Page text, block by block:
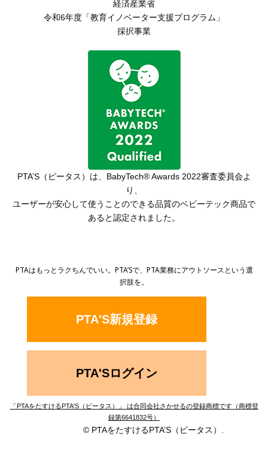
経済産業省
令和6年度「教育イノベーター支援プログラム」
採択事業
PTA’S（ピータス）は、 BabyTech® Awards 2022審査委員会よ
り、
ユーザーが安心して使うことのできる品質のベビーテック商品で
あると認定されました。
PTAはもっとラクちんでいい。PTA’Sで、PTA業務にアウトソースという選
択肢を。
PTA'S新規登録
PTA'Sログイン
「PTAをたすけるPTA'S（ピータス）」 は合同会社さかせるの登録商標です（商標登
録第6641832号）
© PTAをたすけるPTA’S（ピータス）.